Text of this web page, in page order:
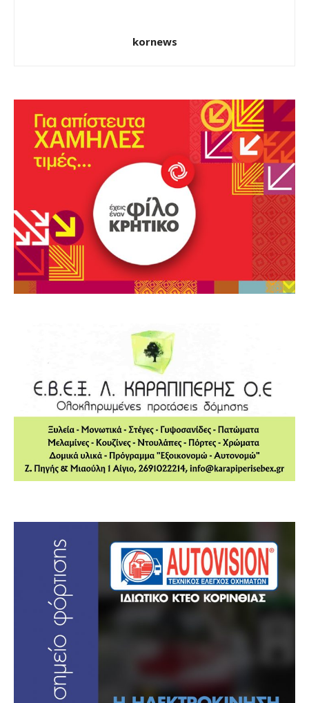
kornews